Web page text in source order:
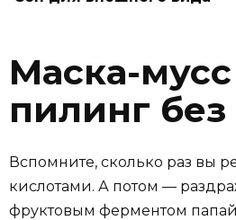
Маска-
пилинг
Вспомните, сколько раз вы
кислотами. А потом —
фруктовым ферментом